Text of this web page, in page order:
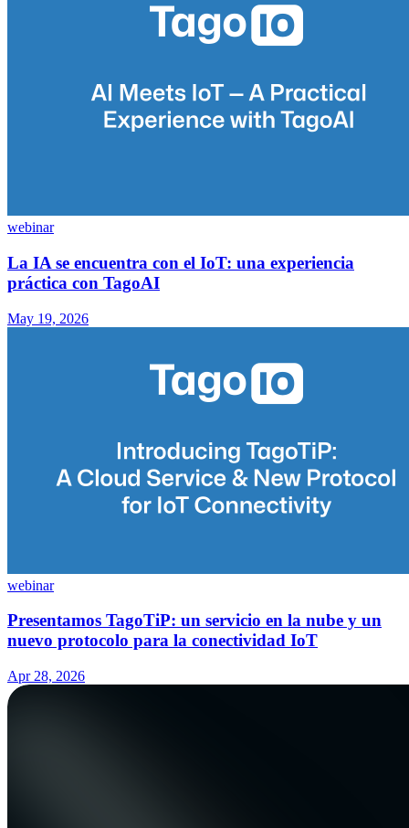
webinar
La IA se encuentra con el IoT: una experiencia
práctica con TagoAI
May 19, 2026
webinar
Presentamos TagoTiP: un servicio en la nube y un
nuevo protocolo para la conectividad IoT
Apr 28, 2026